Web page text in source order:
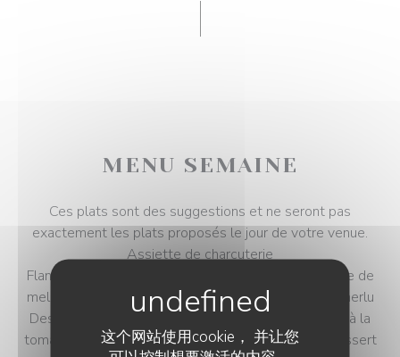
这个网站使用cookie， 并让您
MENU SEMAINE
Ces plats sont des suggestions et ne seront pas
exactement les plats proposés le jour de votre venue.
Assiette de charcuterie
Flan d'aubergine, coulis de tomate et basilic Assiette de
melon et jambon cru *** Rouille de seiche Aïoli de merlu
Dessus de palette, sauce roquefort Sauté de bœuf à la
tomate et aux olives Sauté de veau forestier *** Dessert